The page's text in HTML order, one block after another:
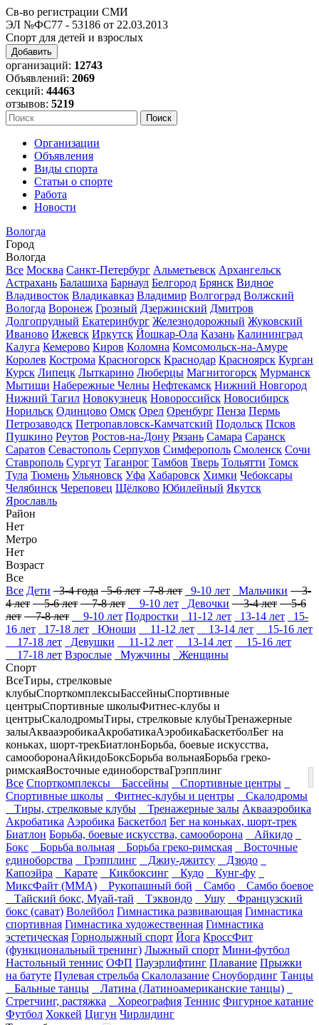
Св-во регистрации СМИ
ЭЛ №ФС77 - 53186 от 22.03.2013
Спорт для детей и взрослых
Добавить
организаций: 12743
Объявлений: 2069
секций: 44463
отзывов: 5219
Организации
Объявления
Виды спорта
Статьи о спорте
Работа
Новости
Вологда
Город
Вологда
Все Москва Санкт-Петербург Альметьевск Архангельск
Астрахань Балашиха Барнаул Белгород Брянск Видное
Владивосток Владикавказ Владимир Волгоград Волжский
Вологда Воронеж Грозный Дзержинский Дмитров
Долгопрудный Екатеринбург Железнодорожный Жуковский
Иваново Ижевск Иркутск Йошкар-Ола Казань Калининград
Калуга Кемерово Киров Коломна Комсомольск-на-Амуре
Королев Кострома Красногорск Краснодар Красноярск Курган
Курск Липецк Лыткарино Люберцы Магнитогорск Мурманск
Мытищи Набережные Челны Нефтекамск Нижний Новгород
Нижний Тагил Новокузнецк Новороссийск Новосибирск
Норильск Одинцово Омск Орел Оренбург Пенза Пермь
Петрозаводск Петропавловск-Камчатский Подольск Псков
Пушкино Реутов Ростов-на-Дону Рязань Самара Саранск
Саратов Севастополь Серпухов Симферополь Смоленск Сочи
Ставрополь Сургут Таганрог Тамбов Тверь Тольятти Томск
Тула Тюмень Ульяновск Уфа Хабаровск Химки Чебоксары
Челябинск Череповец Щёлково Юбилейный Якутск
Ярославль
Район
Нет
Метро
Нет
Возраст
Все
Все Дети 3-4 года 5-6 лет 7-8 лет 9-10 лет Мальчики 3-
4 лет 5-6 лет 7-8 лет 9-10 лет Девочки 3-4 лет 5-6
лет 7-8 лет 9-10 лет Подростки 11-12 лет 13-14 лет
15-
16 лет
17-18 лет Юноши 11-12 лет 13-14 лет
15-16 лет
17-18 лет
Девушки 11-12 лет 13-14 лет
15-16 лет
17-18 лет Взрослые Мужчины
Женщины
Спорт
ВсеТиры, стрелковые
клубыСпорткомплексыБассейныСпортивные
центрыСпортивные школыФитнес-клубы и
центрыСкалодромыТиры, стрелковые клубыТренажерные
залыАквааэробикаАкробатикаАэробикаБаскетболБег на
коньках, шорт-трекБиатлонБорьба, боевые искусства,
самооборонаАйкидоБоксБорьба вольнаяБорьба греко-
римскаяВосточные единоборстваГрэпплинг
Все Спорткомплексы Бассейны
Спортивные центры
Спортивные школы
Фитнес-клубы и центры
Скалодромы
Тиры, стрелковые клубы
Тренажерные залы Аквааэробика
Акробатика Аэробика Баскетбол Бег на коньках, шорт-трек
Биатлон Борьба, боевые искусства, самооборона
Айкидо
Бокс
Борьба вольная Борьба греко-римская
Восточные
единоборства
Грэпплинг Джиу-джитсу
Дзюдо
Капоэйра
Карате Кикбоксинг Кудо
Кунг-фу
МиксФайт (ММА)
Рукопашный бой Самбо
Самбо боевое
Тайский бокс, Муай-тай
Тэквондо Ушу
Французский
бокс (сават) Волейбол Гимнастика развивающая Гимнастика
спортивная Гимнастика художественная Гимнастика
эстетическая Горнолыжный спорт Йога КроссФит
(функциональный тренинг) Лыжный спорт Мини-футбол
Настольный теннис ОФП Пауэрлифтинг Плавание Прыжки
на батуте Пулевая стрельба Скалолазание Сноубординг Танцы
Бальные танцы
Латина (Латиноамериканские танцы)
Стретчинг, растяжка
Хореография Теннис Фигурное катание
Футбол Хоккей Цигун Чирлидинг